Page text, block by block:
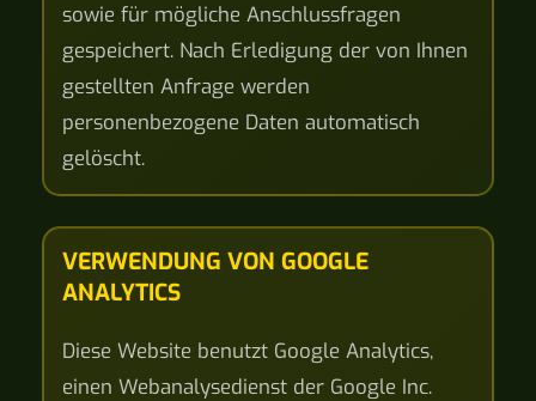
sowie für mögliche Anschlussfragen
gespeichert. Nach Erledigung der von Ihnen
gestellten Anfrage werden
personenbezogene Daten automatisch
gelöscht.
VERWENDUNG VON GOOGLE
ANALYTICS
Diese Website benutzt Google Analytics,
einen Webanalysedienst der Google Inc.